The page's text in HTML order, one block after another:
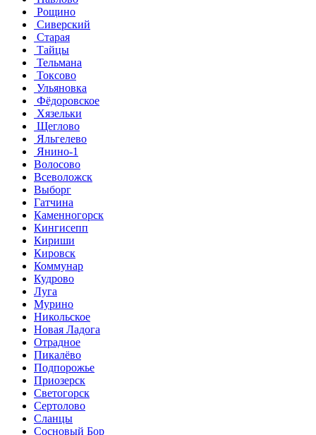
Рощино
Сиверский
Старая
Тайцы
Тельмана
Токсово
Ульяновка
Фёдоровское
Хязельки
Щеглово
Яльгелево
Янино-1
Волосово
Всеволожск
Выборг
Гатчина
Каменногорск
Кингисепп
Кириши
Кировск
Коммунар
Кудрово
Луга
Мурино
Никольское
Новая Ладога
Отрадное
Пикалёво
Подпорожье
Приозерск
Светогорск
Сертолово
Сланцы
Сосновый Бор